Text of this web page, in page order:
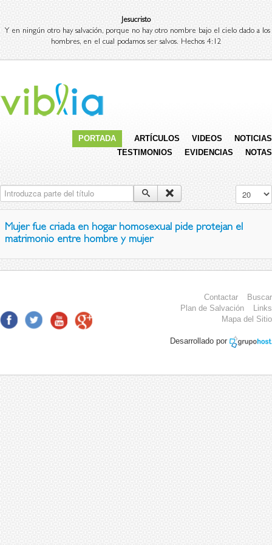
Jesucristo
Y en ningún otro hay salvación, porque no hay otro nombre bajo el cielo dado a los
hombres, en el cual podamos ser salvos. Hechos 4:12
PORTADA ARTÍCULOS VIDEOS
NOTICIAS
TESTIMONIOS
EVIDENCIAS NOTAS
Introduzca parte del título Cantidad
Mujer fue criada en hogar homosexual pide protejan el
matrimonio entre hombre y mujer
Contactar
Buscar
Plan de Salvación
Links
Mapa del Sitio
Desarrollado por